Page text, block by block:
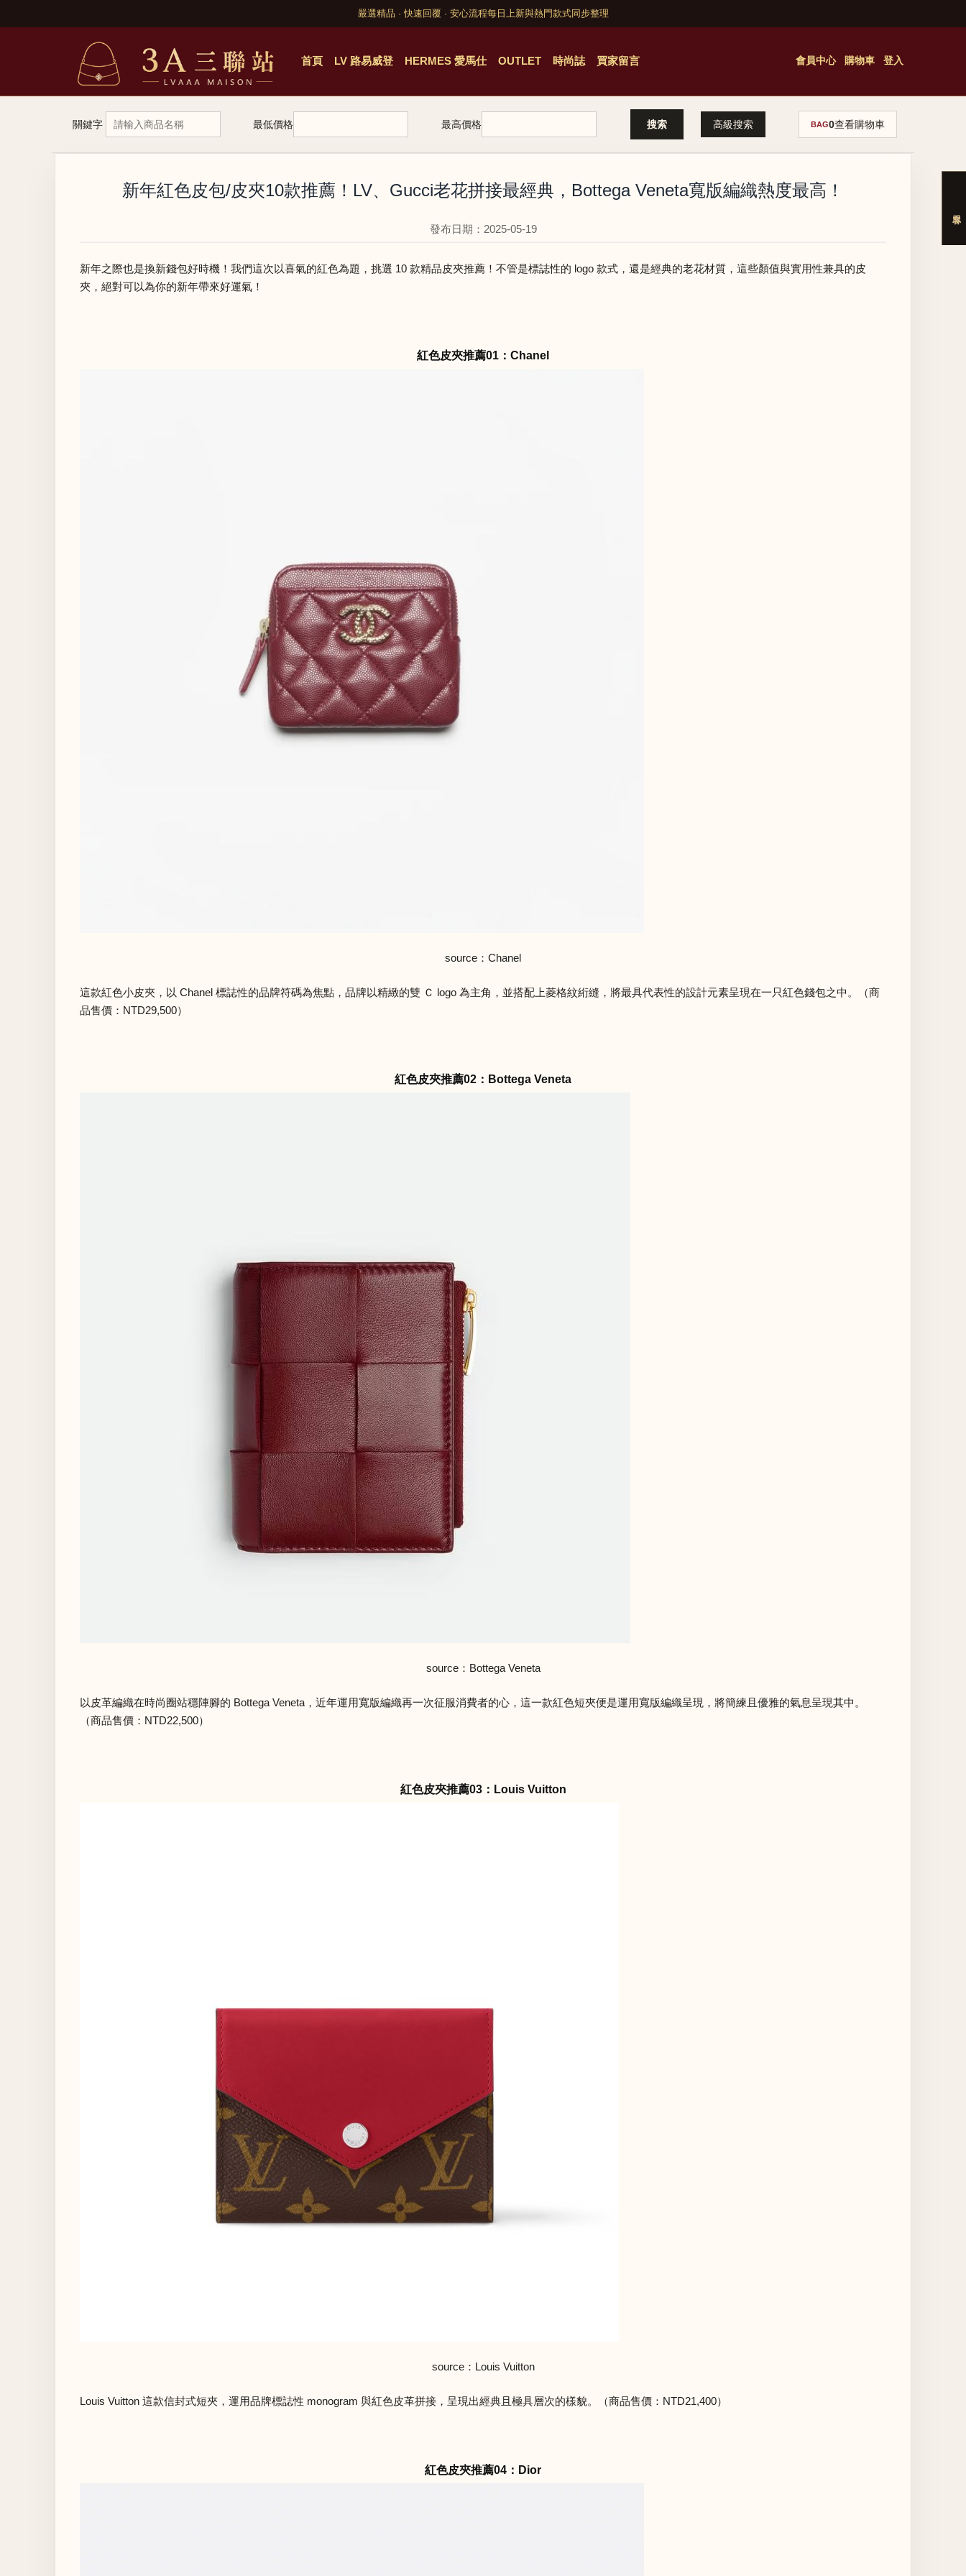
嚴選精品 · 快速回覆 · 安心流程每日上新與熱門款式同步整理
首頁 LV 路易威登 HERMES 愛馬仕 OUTLET 時尚誌 買家留言 會員中心 購物車 登入
關鍵字 最低價格 最高價格 高級搜索 BAG0查看購物車
新年紅色皮包/皮夾10款推薦！LV、Gucci老花拼接最經典，Bottega Veneta寬版編織熱度最高！
發布日期：2025-05-19
新年之際也是換新錢包好時機！我們這次以喜氣的紅色為題，挑選 10 款精品皮夾推薦！不管是標誌性的 logo 款式，還是經典的老花材質，這些顏值與實用性兼具的皮
夾，絕對可以為你的新年帶來好運氣！
紅色皮夾推薦01：Chanel
source：Chanel
這款紅色小皮夾，以 Chanel 標誌性的品牌符碼為焦點，品牌以精緻的雙 Ｃ logo 為主角，並搭配上菱格紋絎縫，將最具代表性的設計元素呈現在一只紅色錢包之中。（商
品售價：NTD29,500）
紅色皮夾推薦02：Bottega Veneta
source：Bottega Veneta
以皮革編織在時尚圈站穩陣腳的 Bottega Veneta，近年運用寬版編織再一次征服消費者的心，這一款紅色短夾便是運用寬版編織呈現，將簡練且優雅的氣息呈現其中。
（商品售價：NTD22,500）
紅色皮夾推薦03：Louis Vuitton
source：Louis Vuitton
Louis Vuitton 這款信封式短夾，運用品牌標誌性 monogram 與紅色皮革拼接，呈現出經典且極具層次的樣貌。（商品售價：NTD21,400）
紅色皮夾推薦04：Dior